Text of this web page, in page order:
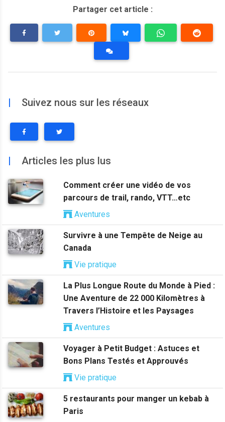
Partager cet article :
| Suivez nous sur les réseaux
| Articles les plus lus
Comment créer une vidéo de vos
parcours de trail, rando, VTT…etc
Aventures
Survivre à une Tempête de Neige au
Canada
Vie pratique
La Plus Longue Route du Monde à Pied :
Une Aventure de 22 000 Kilomètres à
Travers l’Histoire et les Paysages
Aventures
Voyager à Petit Budget : Astuces et
Bons Plans Testés et Approuvés
Vie pratique
5 restaurants pour manger un kebab à
Paris